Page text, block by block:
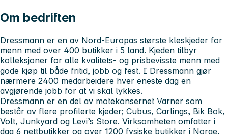
Om bedriften
Dressmann er en av Nord-Europas største kleskjeder for
menn med over 400 butikker i 5 land. Kjeden tilbyr
kolleksjoner for alle kvalitets- og prisbevisste menn med
gode kjøp til både fritid, jobb og fest. I Dressmann gjør
nærmere 2400 medarbeidere hver eneste dag en
avgjørende jobb for at vi skal lykkes.
Dressmann er en del av motekonsernet Varner som
består av flere profilerte kjeder; Cubus, Carlings, Bik Bok,
Volt, Junkyard og Levi’s Store. Virksomheten omfatter i
dag 6 nettbutikker og over 1200 fysiske butikker i Norge,